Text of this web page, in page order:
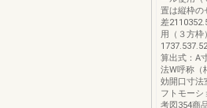
置は縦枠の
差
用（３方枠）
算出式：A
法W呼称（
効開口寸法
フトモーシ
考図354商